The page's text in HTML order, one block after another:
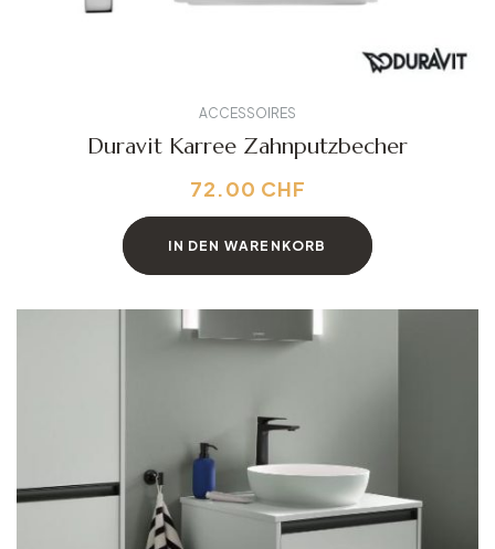
ACCESSOIRES
Duravit Karree Zahnputzbecher
72.00 CHF
IN DEN WARENKORB